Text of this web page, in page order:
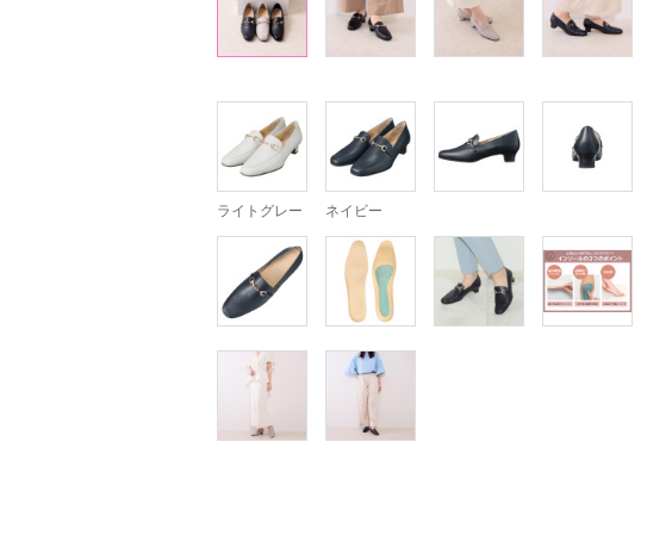
ライトグレー ネイビー